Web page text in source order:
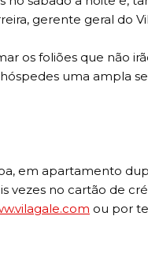
gerente geral do
os foliões que não
uma ampla
em apartamento
vezes no cartão de
ou por